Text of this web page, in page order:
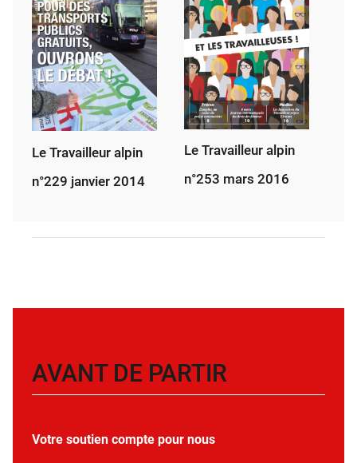
Le Travailleur alpin
n°229 janvier 2014
Le Travailleur alpin
n°253 mars 2016
AVANT DE PARTIR
Votre soutien compte pour nous